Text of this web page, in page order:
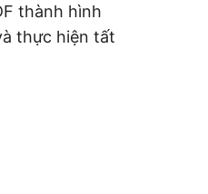
thành hình
thực hiện tất